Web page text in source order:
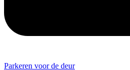
Parkeren voor de deur